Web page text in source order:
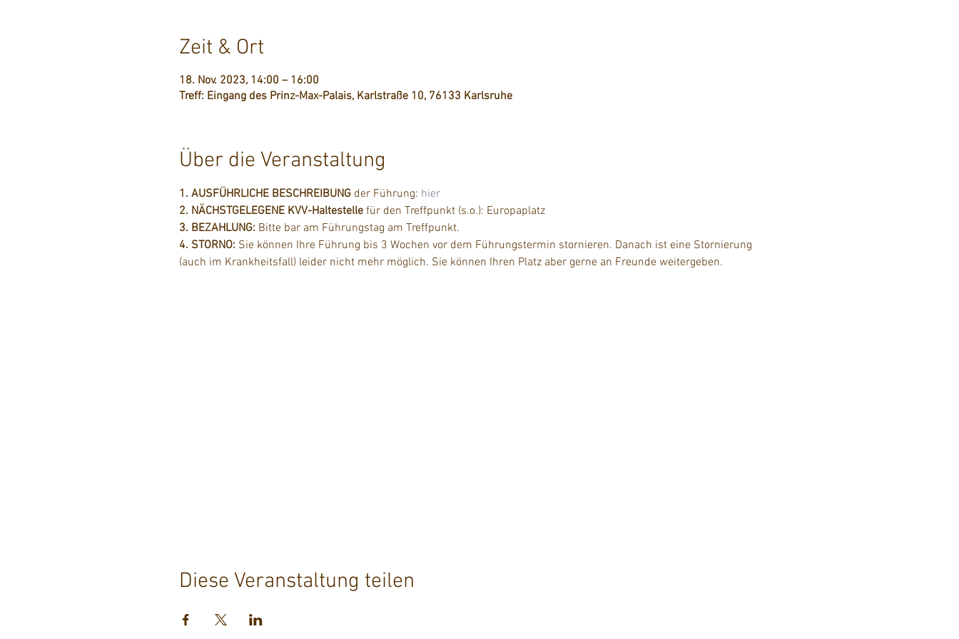
Zeit & Ort
18. Nov. 2023, 14:00 – 16:00
Treff: Eingang des Prinz-Max-Palais, Karlstraße 10, 76133 Karlsruhe
Über die Veranstaltung
1. AUSFÜHRLICHE BESCHREIBUNG der Führung: hier
2. NÄCHSTGELEGENE KVV-Haltestelle für den Treffpunkt (s.o.): Europaplatz
3. BEZAHLUNG: Bitte bar am Führungstag am Treffpunkt.
4. STORNO: Sie können Ihre Führung bis 3 Wochen vor dem Führungstermin stornieren. Danach ist eine Stornierung
(auch im Krankheitsfall) leider nicht mehr möglich. Sie können Ihren Platz aber gerne an Freunde weitergeben.
Diese Veranstaltung teilen